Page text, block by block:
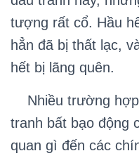
tượng rất cổ. Hầu
hẳn đã bị thất lạc,
hết bị lãng quên.
Nhiều trường hợp
tranh bất bạo động
quan gì đến các